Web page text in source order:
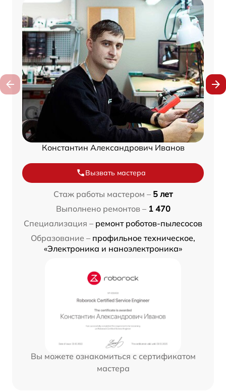
Константин Александрович Иванов
Вызвать мастера
Стаж работы мастером – 5 лет
Выполнено ремонтов – 1 470
Специализация – ремонт роботов-пылесосов
Образование – профильное техническое,
«Электроника и наноэлектроника»
Вы можете ознакомиться с сертификатом
мастера